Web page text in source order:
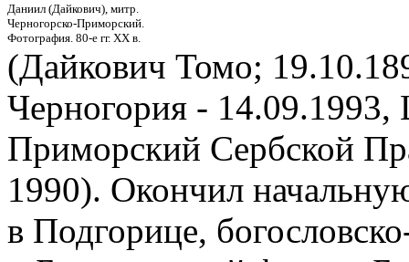
Даниил (Дайкович), митр.
Черногорско-Приморский.
Фотография. 80-е гг. XX в.
(Дайкович Томо;
Черногория - 14.09.1993,
Приморский Сербской
1990). Окончил
в Подгорице,